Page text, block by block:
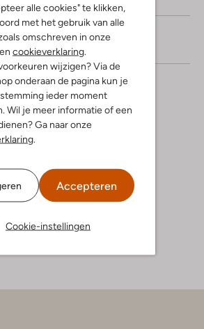
alle cookies" te klikken,
met het gebruik van alle
omschreven in onze
en cookieverklaring.
wijzigen? Via de
onderaan de pagina kun je
ieder moment
Wil je meer informatie of een
Ga naar onze
.
Accepteren
Cookie-instellingen
/5
16
4
Sterren
Hub Leer